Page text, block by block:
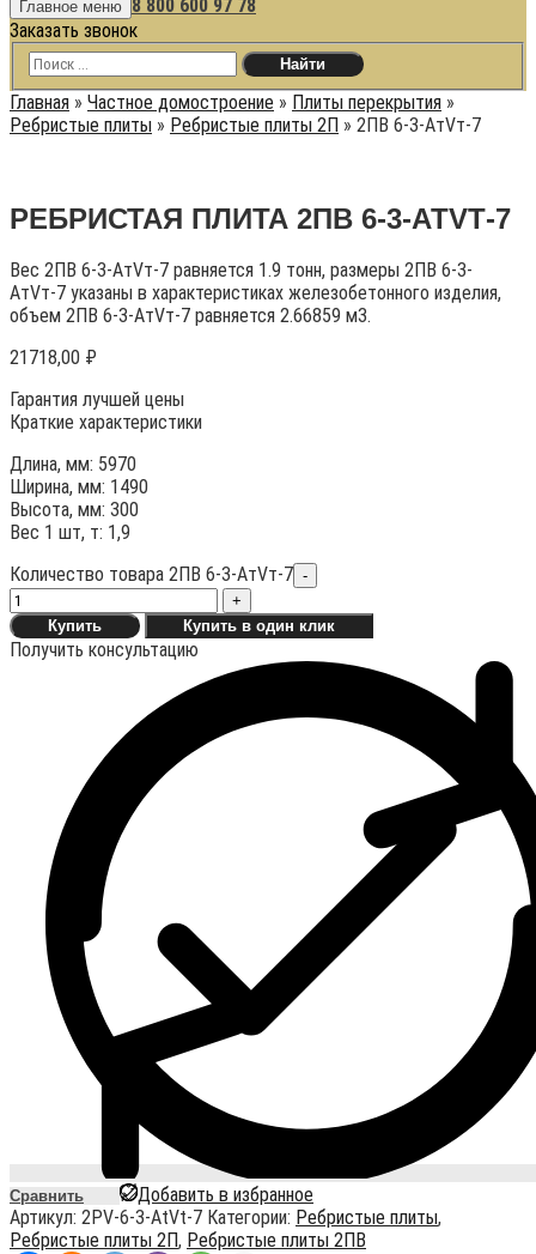
Главное меню 8 800 600 97 78
Заказать звонок
Главная » Частное домостроение » Плиты перекрытия »
Ребристые плиты » Ребристые плиты 2П » 2ПВ 6-3-АтVт-7
РЕБРИСТАЯ ПЛИТА 2ПВ 6-3-АТVТ-7
Вес 2ПВ 6-3-АтVт-7 равняется 1.9 тонн, размеры 2ПВ 6-3-
АтVт-7 указаны в характеристиках железобетонного изделия,
объем 2ПВ 6-3-АтVт-7 равняется 2.66859 м3.
21718,00 ₽
Гарантия лучшей цены
Краткие характеристики
Длина, мм: 5970
Ширина, мм: 1490
Высота, мм: 300
Вес 1 шт, т: 1,9
Количество товара 2ПВ 6-3-АтVт-7 -
+
Купить
Купить в один клик
Получить консультацию
Сравнить
Добавить в избранное
Артикул: 2PV-6-3-AtVt-7 Категории: Ребристые плиты,
Ребристые плиты 2П, Ребристые плиты 2ПВ